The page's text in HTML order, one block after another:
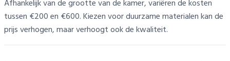
Afhankelijk van de grootte van de kamer, variëren de kosten
tussen €200 en €600. Kiezen voor duurzame materialen kan de
prijs verhogen, maar verhoogt ook de kwaliteit.